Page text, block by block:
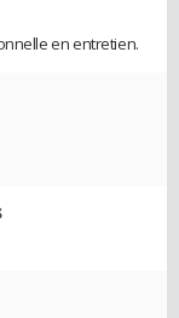
en entretien.